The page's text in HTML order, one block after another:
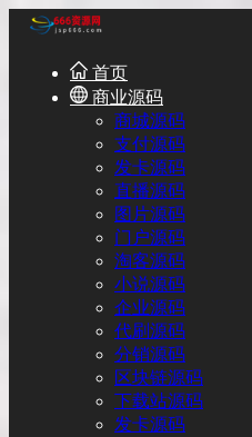
首页
商业源码
商城源码
支付源码
发卡源码
直播源码
图片源码
门户源码
淘客源码
小说源码
企业源码
代刷源码
分销源码
区块链源码
下载站源码
发卡源码